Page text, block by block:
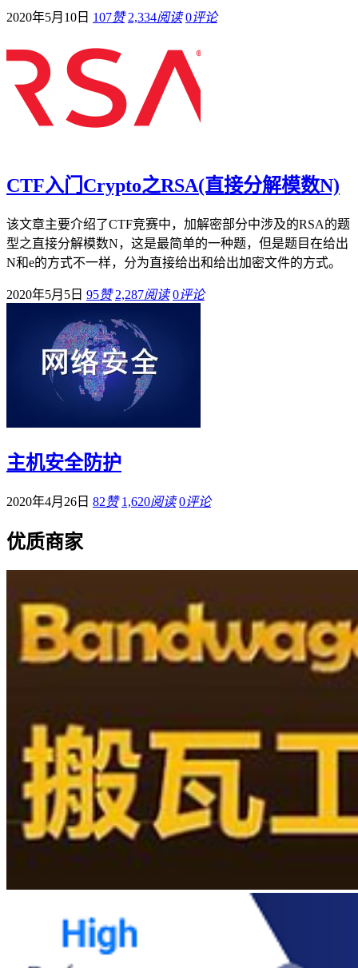
2020年5月10日 107赞 2,334阅读 0评论
CTF入门Crypto之RSA(直接分解模数N)
该文章主要介绍了CTF竞赛中，加解密部分中涉及的RSA的题
型之直接分解模数N，这是最简单的一种题，但是题目在给出
N和e的方式不一样，分为直接给出和给出加密文件的方式。
2020年5月5日 95赞 2,287阅读 0评论
主机安全防护
2020年4月26日 82赞 1,620阅读 0评论
优质商家